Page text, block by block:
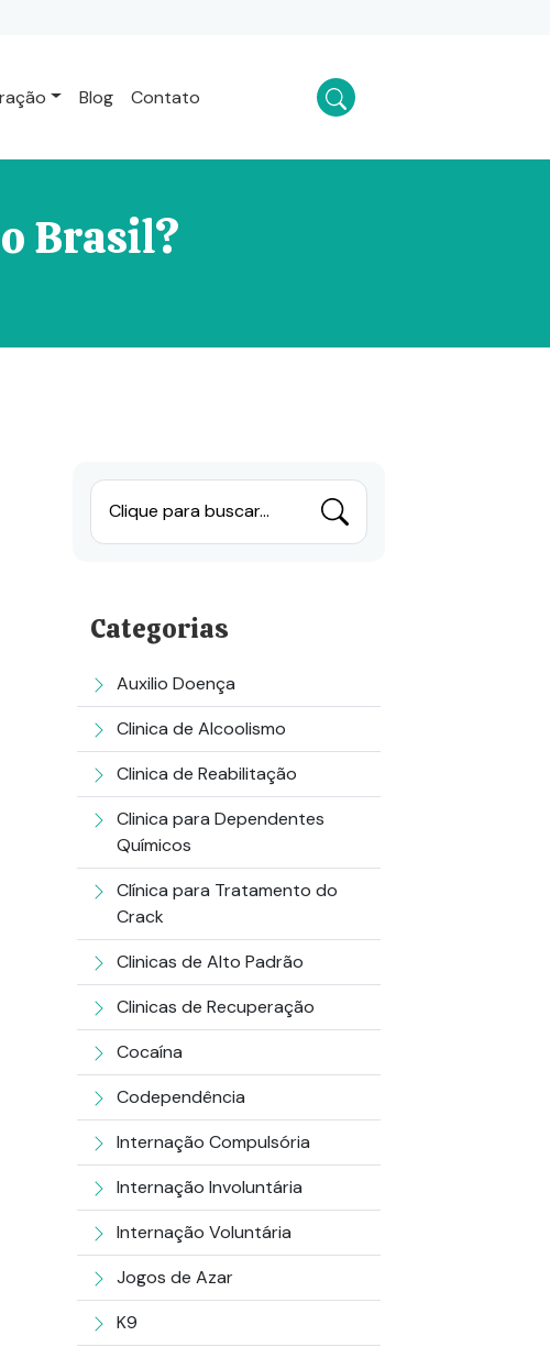
Blog Contato
Brasil?
Clique para buscar...
Categorias
Auxilio Doença
Clinica de Alcoolismo
Clinica de Reabilitação
Clinica para Dependentes
Químicos
Clínica para Tratamento do
Crack
Clinicas de Alto Padrão
Clinicas de Recuperação
Cocaína
Codependência
Internação Compulsória
Internação Involuntária
Internação Voluntária
Jogos de Azar
K9